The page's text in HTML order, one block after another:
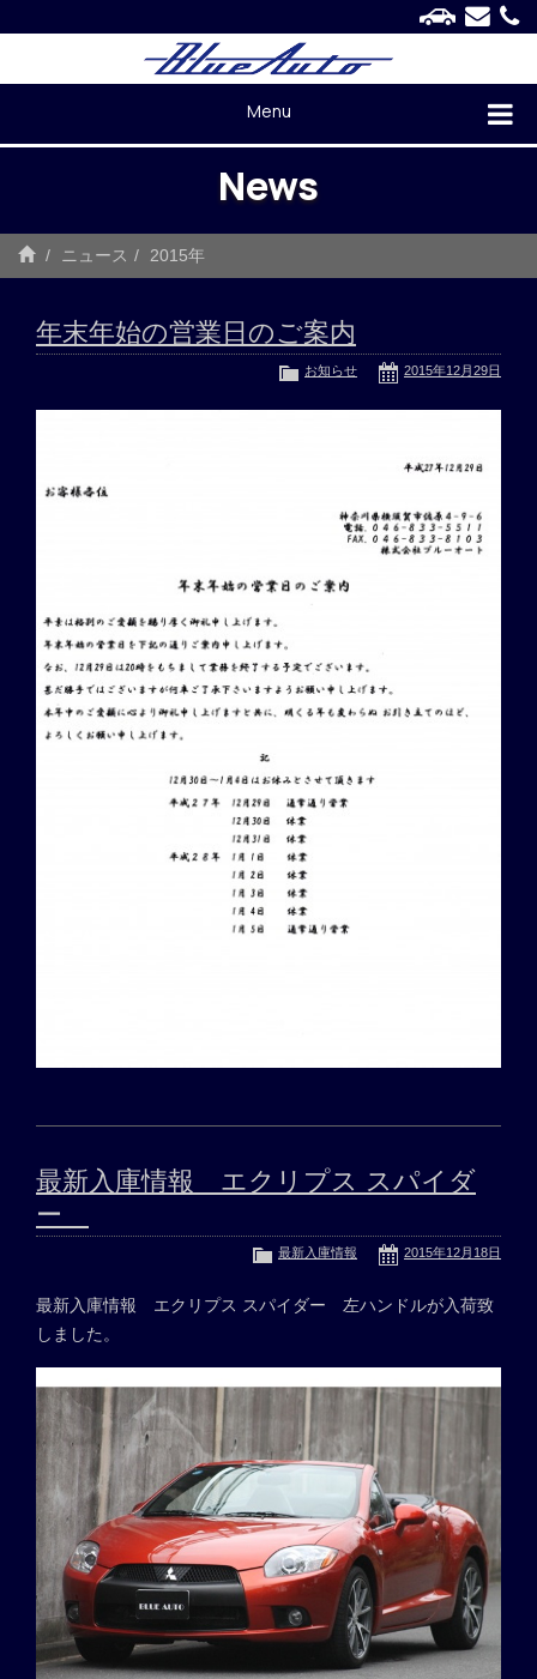
Menu
News
ニュース 2015年
年末年始の営業日のご案内
2015年12月29日
お知らせ
最新入庫情報 エクリプス スパイダ
ー
2015年12月18日
最新入庫情報
最新入庫情報 エクリプス スパイダー 左ハンドルが入荷致
しました。